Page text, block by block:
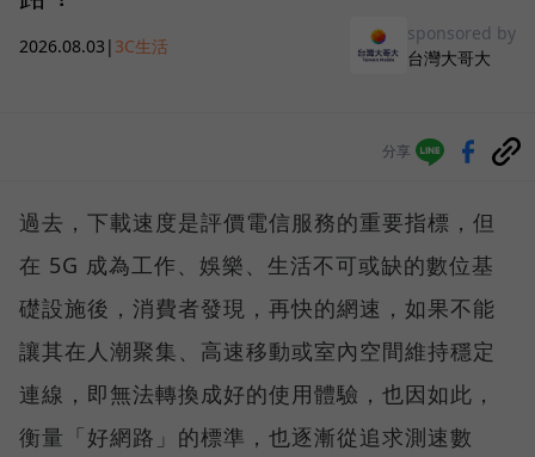
2026.08.03 | 3C生活
sponsored by
台灣大哥大
分享
過去，下載速度是評價電信服務的重要指標，但
在 5G 成為工作、娛樂、生活不可或缺的數位基
礎設施後，消費者發現，再快的網速，如果不能
讓其在人潮聚集、高速移動或室內空間維持穩定
連線，即無法轉換成好的使用體驗，也因如此，
衡量「好網路」的標準，也逐漸從追求測速數